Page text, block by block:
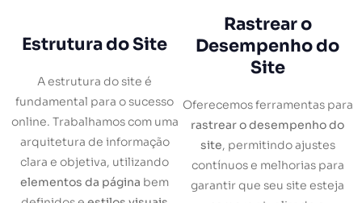
Estrutura do Site
A estrutura do site é
fundamental para o sucesso
online. Trabalhamos com uma
arquitetura de informação
clara e objetiva, utilizando
elementos da página bem
Rastrear o
Desempenho do
Site
Oferecemos ferramentas para
rastrear o desempenho do
site, permitindo ajustes
contínuos e melhorias para
garantir que seu site esteja